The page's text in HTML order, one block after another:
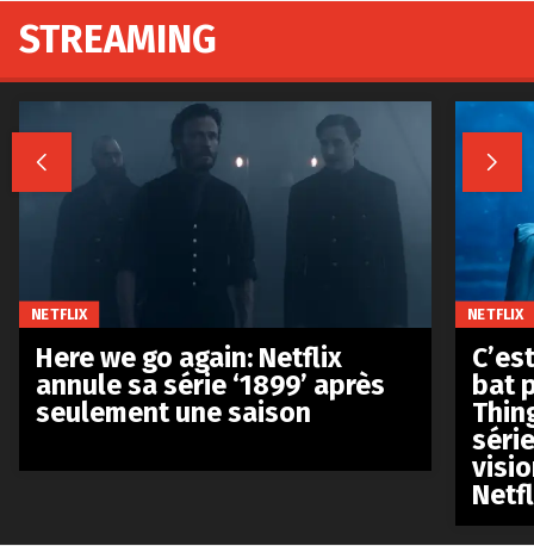
STREAMING
 
NETFLIX
Here we go again: Netflix
annule sa série ‘1899’ après
seulement une saison
NETFLIX
bat